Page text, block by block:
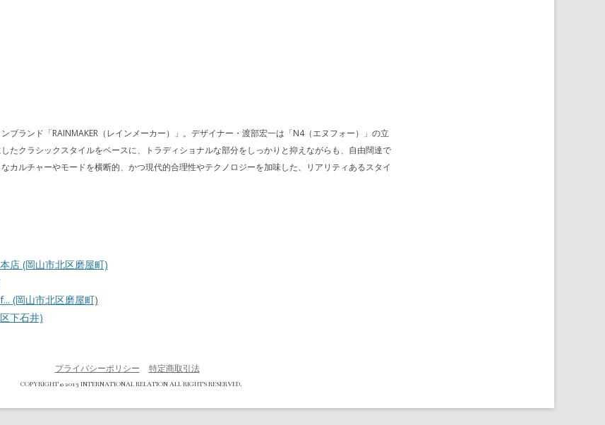
ブランド「RAINMAKER（レインメーカー）」。デザイナー・渡部宏一は「N4（エヌフォー）」の立
たクラシックスタイルをベースに、トラディショナルな部分をしっかりと抑えながらも、自由闊達で
カルチャーやモードを横断的、かつ現代的合理性やテクノロジーを加味した、リアリティあるスタイ
店 (岡山市北区磨屋町)
(岡山市北区磨屋町)
下石井)
プライバシーポリシー 特定商取引法
COPYRIGHT © 2013 INTERNATIONAL RELATION ALL RIGHTS RESERVED.